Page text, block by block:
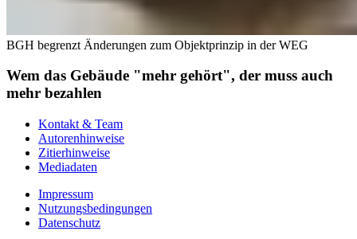
BGH begrenzt Änderungen zum Objektprinzip in der WEG
Wem das Gebäude "mehr gehört", der muss auch
mehr bezahlen
Kontakt & Team
Autorenhinweise
Zitierhinweise
Mediadaten
Impressum
Nutzungsbedingungen
Datenschutz